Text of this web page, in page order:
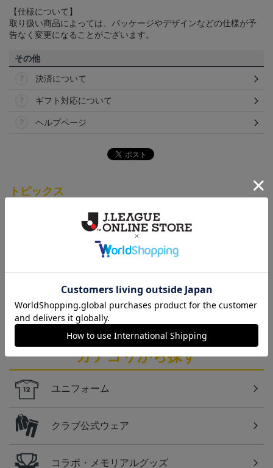
【仕様について】
取り扱い商品によっては、パッケージやデザインなどの仕様が予
告なく変更になることがございます。
その他
決済について
ギフト対応について
ヘルプページ
トピックス
チームマスコットグッズは、サポーターやファン必
見！今すぐチェックしてみてください！
ベガルタ仙台のスクール生向けのグッズを取り扱い
しております！
カテゴリから探す
ユニフォーム
クラブ公式ウェア
コラボ・メモリアルグッズ